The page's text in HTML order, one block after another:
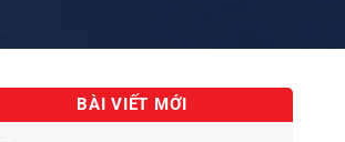
BÀI VIẾT MỚI